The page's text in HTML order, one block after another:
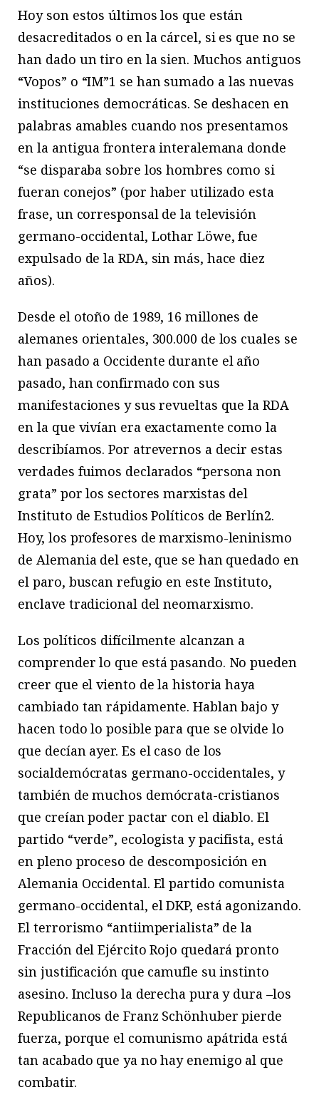
Hoy son estos últimos los que están
desacreditados o en la cárcel, si es que no se
han dado un tiro en la sien. Muchos antiguos
“Vopos” o “IM”1 se han sumado a las nuevas
instituciones democráticas. Se deshacen en
palabras amables cuando nos presentamos
en la antigua frontera interalemana donde
“se disparaba sobre los hombres como si
fueran conejos” (por haber utilizado esta
frase, un corresponsal de la televisión
germano-occidental, Lothar Löwe, fue
expulsado de la RDA, sin más, hace diez
años).
Desde el otoño de 1989, 16 millones de
alemanes orientales, 300.000 de los cuales se
han pasado a Occidente durante el año
pasado, han confirmado con sus
manifestaciones y sus revueltas que la RDA
en la que vivían era exactamente como la
describíamos. Por atrevernos a decir estas
verdades fuimos declarados “persona non
grata” por los sectores marxistas del
Instituto de Estudios Políticos de Berlín2.
Hoy, los profesores de marxismo-leninismo
de Alemania del este, que se han quedado en
el paro, buscan refugio en este Instituto,
enclave tradicional del neomarxismo.
Los políticos difícilmente alcanzan a
comprender lo que está pasando. No pueden
creer que el viento de la historia haya
cambiado tan rápidamente. Hablan bajo y
hacen todo lo posible para que se olvide lo
que decían ayer. Es el caso de los
socialdemócratas germano-occidentales, y
también de muchos demócrata-cristianos
que creían poder pactar con el diablo. El
partido “verde”, ecologista y pacifista, está
en pleno proceso de descomposición en
Alemania Occidental. El partido comunista
germano-occidental, el DKP, está agonizando.
El terrorismo “antiimperialista” de la
Fracción del Ejército Rojo quedará pronto
sin justificación que camufle su instinto
asesino. Incluso la derecha pura y dura –los
Republicanos de Franz Schönhuber pierde
fuerza, porque el comunismo apátrida está
tan acabado que ya no hay enemigo al que
combatir.